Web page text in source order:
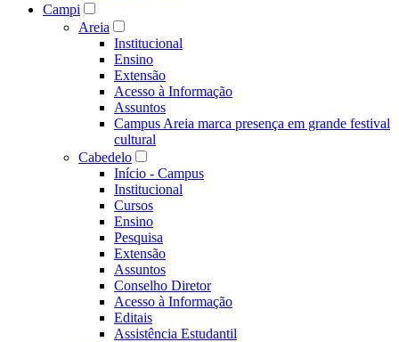
Campi
Areia
Institucional
Ensino
Extensão
Acesso à Informação
Assuntos
Campus Areia marca presença em grande festival
cultural
Cabedelo
Início - Campus
Institucional
Cursos
Ensino
Pesquisa
Extensão
Assuntos
Conselho Diretor
Acesso à Informação
Editais
Assistência Estudantil